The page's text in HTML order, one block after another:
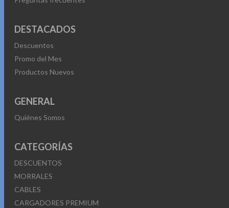
DESTACADOS
Descuentos
Promo del Mes
Productos Nuevos
GENERAL
Quiénes Somos
CATEGORÍAS
DESCUENTOS
MORRALES
CABLES
CARGADORES PREMIUM